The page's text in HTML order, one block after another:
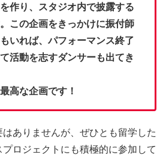
作り、スタジオ内で披露する
この企画をきっかけに振付師
いれば、パフォーマンス終了
活動を志すダンサーも出てき
高な企画です！
ありませんが、ぜひとも留学した
ロジェクトにも積極的に参加して